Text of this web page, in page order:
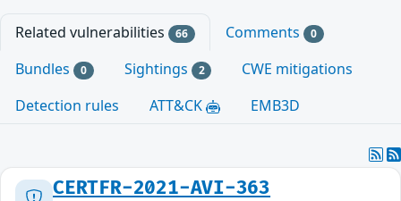
Related vulnerabilities 66 Comments 0
Bundles 0 Sightings 2
CWE mitigations
Detection rules
ATT&CK EMB3D
CERTFR-2021-AVI-363